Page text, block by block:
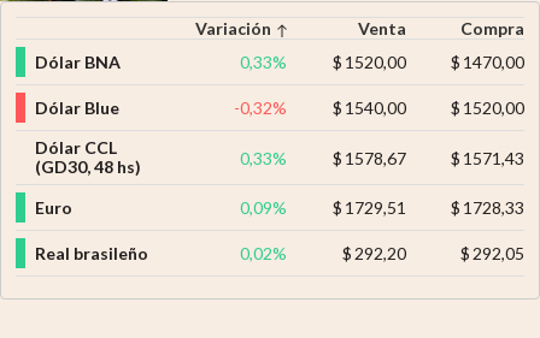
Variación Venta
Compra
Dólar BNA
0,33% $ 1520,00 $ 1470,00
Dólar Blue -0,32% $ 1540,00 $ 1520,00
Dólar CCL
(GD30, 48 hs)
0,33% $ 1578,67 $ 1571,43
Euro 0,09% $ 1729,51 $ 1728,33
Real brasileño 0,02% $ 292,20 $ 292,05